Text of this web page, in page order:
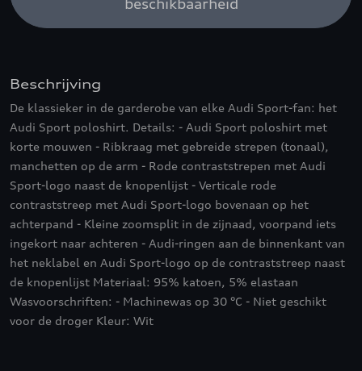
Beschrijving
De klassieker in de garderobe van elke Audi Sport-fan: het
Audi Sport poloshirt. Details: - Audi Sport poloshirt met
korte mouwen - Ribkraag met gebreide strepen (tonaal),
manchetten op de arm - Rode contraststrepen met Audi
Sport-logo naast de knopenlijst - Verticale rode
contraststreep met Audi Sport-logo bovenaan op het
achterpand - Kleine zoomsplit in de zijnaad, voorpand iets
ingekort naar achteren - Audi-ringen aan de binnenkant van
het neklabel en Audi Sport-logo op de contraststreep naast
de knopenlijst Materiaal: 95% katoen, 5% elastaan
Wasvoorschriften: - Machinewas op 30 °C - Niet geschikt
voor de droger Kleur: Wit